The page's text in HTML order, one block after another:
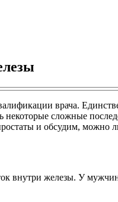
врача.
сложные
и обсудим, можно
внутри железы. У